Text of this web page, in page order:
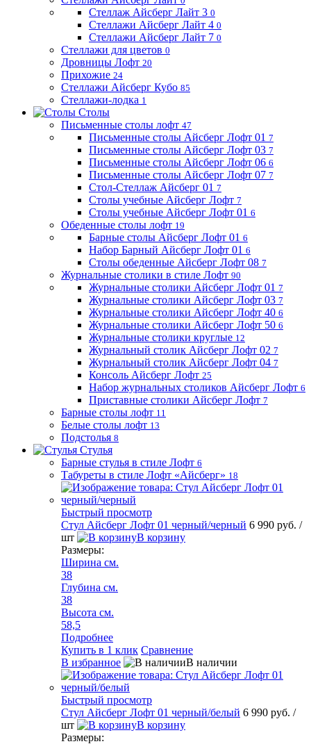
Стеллаж Айсберг Лайт 3 0
Стеллажи Айсберг Лайт 4 0
Стеллажи Айсберг Лайт 7 0
Стеллажи для цветов 0
Дровницы Лофт 20
Прихожие 24
Стеллажи Айсберг Кубо 85
Стеллажи-лодка 1
Столы
Письменные столы лофт 47
Письменные столы Айсберг Лофт 01 7
Письменные столы Айсберг Лофт 03 7
Письменные столы Айсберг Лофт 06 6
Письменные столы Айсберг Лофт 07 7
Стол-Стеллаж Айсберг 01 7
Столы учебные Айсберг Лофт 7
Столы учебные Айсберг Лофт 01 6
Обеденные столы лофт 19
Барные столы Айсберг Лофт 01 6
Набор Барный Айсберг Лофт 01 6
Столы обеденные Айсберг Лофт 08 7
Журнальные столики в стиле Лофт 90
Журнальные столики Айсберг Лофт 01 7
Журнальные столики Айсберг Лофт 03 7
Журнальные столики Айсберг Лофт 40 6
Журнальные столики Айсберг Лофт 50 6
Журнальные столики круглые 12
Журнальный столик Айсберг Лофт 02 7
Журнальный столик Айсберг Лофт 04 7
Консоль Айсберг Лофт 25
Набор журнальных столиков Айсберг Лофт 6
Приставные столики Айсберг Лофт 7
Барные столы лофт 11
Белые столы лофт 13
Подстолья 8
Стулья
Барные стулья в стиле Лофт 6
Табуреты в стиле Лофт «Айсберг» 18
Быстрый просмотр
Стул Айсберг Лофт 01 черный/черный 6 990 руб. /
шт
В корзину
Размеры:
Ширина см.
38
Глубина см.
38
Высота см.
58,5
Подробнее
Купить в 1 клик Сравнение
В избранное
В наличии
Быстрый просмотр
Стул Айсберг Лофт 01 черный/белый 6 990 руб. /
шт
В корзину
Размеры: